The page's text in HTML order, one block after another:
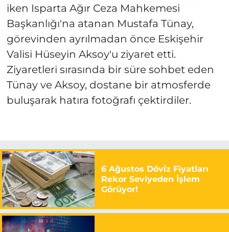
iken Isparta Ağır Ceza Mahkemesi
Başkanlığı'na atanan Mustafa Tünay,
görevinden ayrılmadan önce Eskişehir
Valisi Hüseyin Aksoy'u ziyaret etti.
Ziyaretleri sırasında bir süre sohbet eden
Tünay ve Aksoy, dostane bir atmosferde
buluşarak hatıra fotoğrafı çektirdiler.
6 Ağustos Döviz Fiyatları
Rekor Seviyeden İşlem
Görüyor!